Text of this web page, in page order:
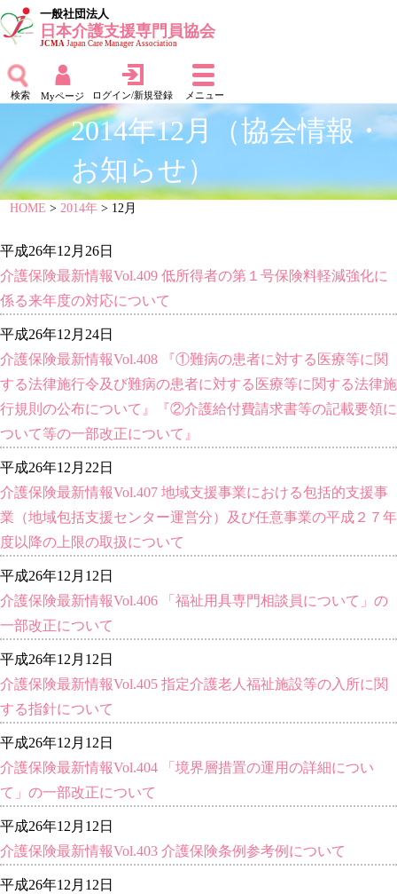
一般社団法人
日本介護支援専門員協会
JCMAJapan Care Manager Association
検索 Myページ ログイン/新規登録 メニュー
2014年12月（協会情報・
お知らせ）
HOME >2014年 > 12月
平成26年12月26日
介護保険最新情報Vol.409 低所得者の第１号保険料軽減強化に
係る来年度の対応について
平成26年12月24日
介護保険最新情報Vol.408 『①難病の患者に対する医療等に関
する法律施行令及び難病の患者に対する医療等に関する法律施
行規則の公布について』『②介護給付費請求書等の記載要領に
ついて等の一部改正について』
平成26年12月22日
介護保険最新情報Vol.407 地域支援事業における包括的支援事
業（地域包括支援センター運営分）及び任意事業の平成２７年
度以降の上限の取扱について
平成26年12月12日
介護保険最新情報Vol.406 「福祉用具専門相談員について」の
一部改正について
平成26年12月12日
介護保険最新情報Vol.405 指定介護老人福祉施設等の入所に関
する指針について
平成26年12月12日
介護保険最新情報Vol.404 「境界層措置の運用の詳細につい
て」の一部改正について
平成26年12月12日
介護保険最新情報Vol.403 介護保険条例参考例について
平成26年12月12日